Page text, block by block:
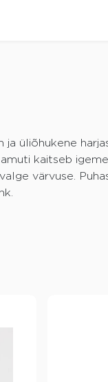
üliõhukene
kaitseb
värvuse.